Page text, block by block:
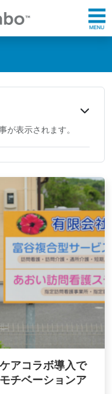
が表示されます。
アコラボ導入で
チベーションア